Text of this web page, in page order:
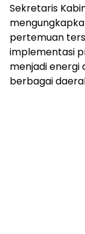
Sekretaris
pertemuan
implementasi
menjadi energi
berbagai